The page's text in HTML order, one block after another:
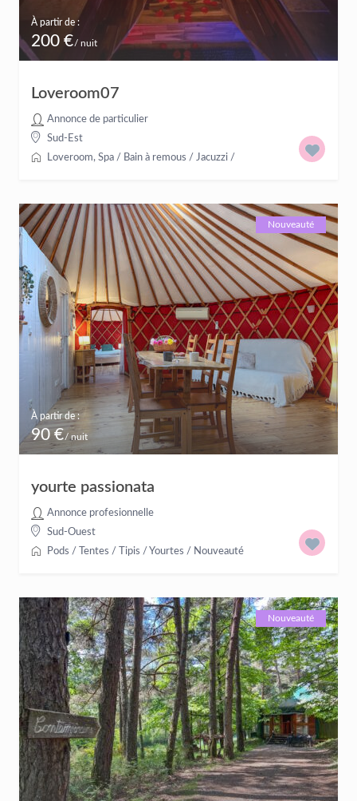
À partir de :
200 €/ nuit
Loveroom07
Annonce de particulier
Sud-Est
Loveroom, Spa / Bain à remous / Jacuzzi /
À partir de :
90 €/ nuit
Nouveauté
yourte passionata
Annonce profesionnelle
Sud-Ouest
Pods / Tentes / Tipis / Yourtes / Nouveauté
Nouveauté